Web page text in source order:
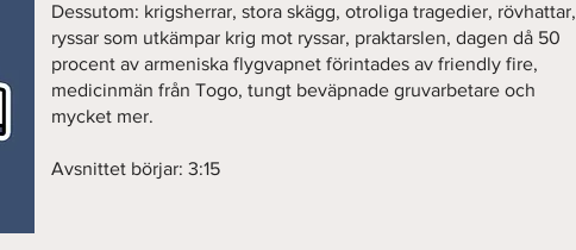
Dessutom: krigsherrar, stora skägg, otroliga tragedier, rövhattar,
ryssar som utkämpar krig mot ryssar, praktarslen, dagen då 50
procent av armeniska flygvapnet förintades av friendly fire,
medicinmän från Togo, tungt beväpnade gruvarbetare och
mycket mer.
Avsnittet börjar: 3:15